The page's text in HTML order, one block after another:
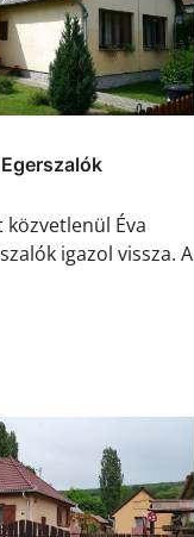
Éva
igazol vissza. A